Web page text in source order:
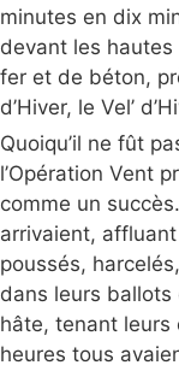
minutes en dix
devant les hautes
fer et de béton,
d’Hiver, le Vel’
Quoiqu’il ne fût
l’Opération Vent
comme un
arrivaient,
poussés,
dans leurs ballots
hâte, tenant leurs
heures tous